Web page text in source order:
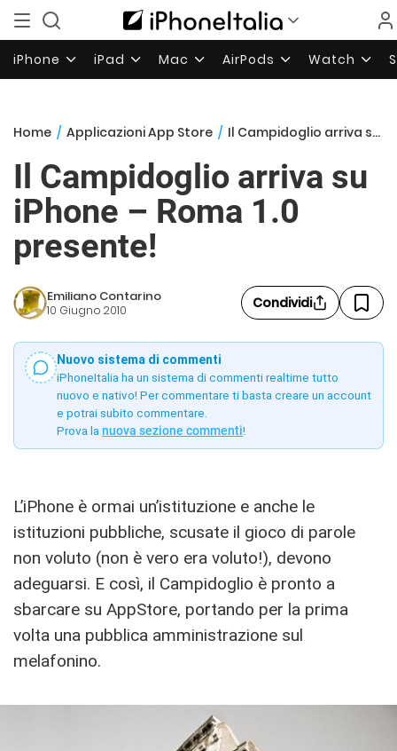
iPhone iPad Mac AirPods Watch
Home / Applicazioni App Store / Il Campidoglio arriva su iPhone – Roma 1.0 presente!
Il Campidoglio arriva su
iPhone – Roma 1.0
presente!
Emiliano Contarino
10 Giugno 2010 Condividi
Nuovo sistema di commenti
iPhoneItalia ha un sistema di commenti realtime tutto
nuovo e nativo! Per commentare ti basta creare un account
e potrai subito commentare.
Prova la nuova sezione commenti!
L’iPhone è ormai un’istituzione e anche le
istituzioni pubbliche, scusate il gioco di parole
non voluto (non è vero era voluto!), devono
adeguarsi. E così, il Campidoglio è pronto a
sbarcare su AppStore, portando per la prima
volta una pubblica amministrazione sul
melafonino.